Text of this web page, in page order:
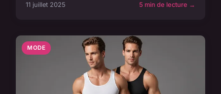
11 juillet 2025 5 min de lecture →
MODE